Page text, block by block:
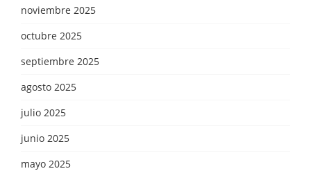
noviembre 2025
octubre 2025
septiembre 2025
agosto 2025
julio 2025
junio 2025
mayo 2025